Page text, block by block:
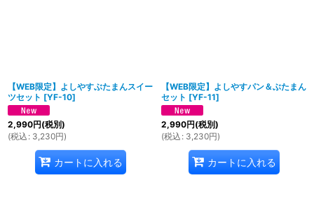
【WEB限定】よしやすぶたまんスイー
ツセット [YF-10]
2,990円(税別)
(税込 : 3,230円)
カートに入れる
【WEB限定】よしやすパン＆ぶたまん
セット [YF-11]
2,990円(税別)
(税込 : 3,230円)
カートに入れる